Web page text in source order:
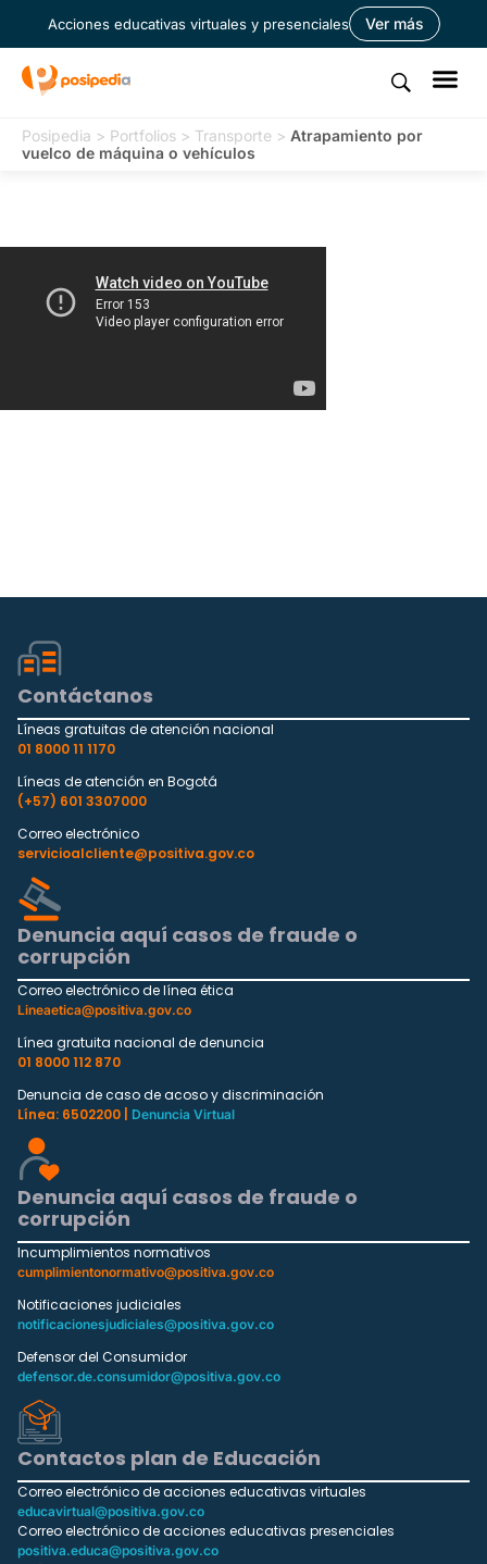
Acciones educativas virtuales y presenciales Ver más
Posipedia > Portfolios > Transporte > Atrapamiento por
vuelco de máquina o vehículos
Contáctanos
Líneas gratuitas de atención nacional
01 8000 11 1170
Líneas de atención en Bogotá
(+57) 601 3307000
Correo electrónico
servicioalcliente@positiva.gov.co
Denuncia aquí casos de fraude o
corrupción
Correo electrónico de línea ética
Lineaetica@positiva.gov.co
Línea gratuita nacional de denuncia
01 8000 112 870
Denuncia de caso de acoso y discriminación
Línea: 6502200 |
Denuncia Virtual
Denuncia aquí casos de fraude o
corrupción
Incumplimientos normativos
cumplimientonormativo@positiva.gov.co
Notificaciones judiciales
notificacionesjudiciales@positiva.gov.co
Defensor del Consumidor
defensor.de.consumidor@positiva.gov.co
Contactos plan de Educación
Correo electrónico de acciones educativas virtuales
educavirtual@positiva.gov.co
Correo electrónico de acciones educativas presenciales
positiva.educa@positiva.gov.co